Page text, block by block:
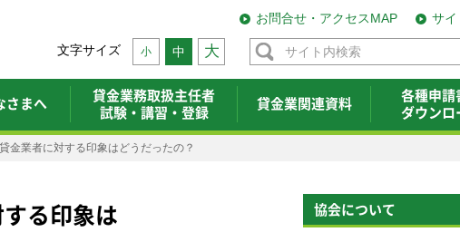
サイ
お問合せ・アクセスMAP
文字サイズ 小 中 大
さまへ
貸金業務取扱主任者
試験・講習・登録
貸金業関連資料
各種申請
ダウンロ
金業者に対する印象はどうだったの？
る印象は
協会について